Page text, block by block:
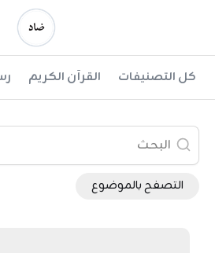
ضاد كل التصنيفات القرآن الكريم
التصفح بالموضوع